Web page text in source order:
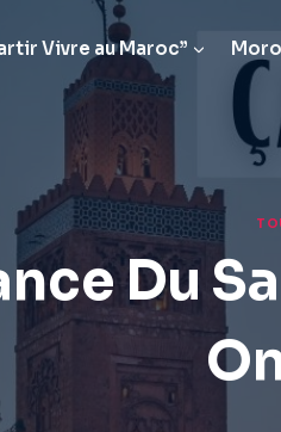
Vivre au Maroc”
Du